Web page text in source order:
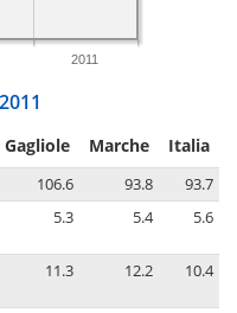
2011
Gagliole Marche Italia
106.6 93.8
93.7
5.3 5.4 5.6
11.3 12.2 10.4